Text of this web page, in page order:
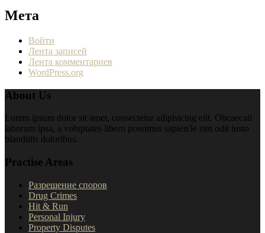
Мета
Войти
Лента записей
Лента комментариев
WordPress.org
About Us
Lorem ipsum dolor sit amet, consectetur adipisicing elit. Obcaecati
laborum ipsa, a voluptates libero possimus sapien3e sint odit iusto
blanditiis doloribus.
Practise Areas
Разрешение споров
Drug Crimes
Hit & Run
Personal Injury
Property Disputes